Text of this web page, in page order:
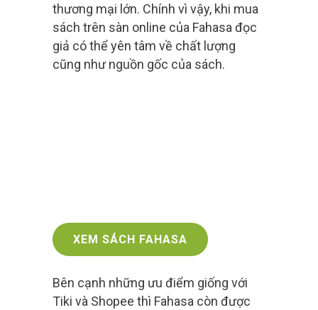
thương mại lớn. Chính vì vậy, khi mua
sách trên sàn online của Fahasa đọc
giả có thể yên tâm về chất lượng
cũng như nguồn gốc của sách.
XEM SÁCH FAHASA
Bên cạnh những ưu điểm giống với
Tiki và Shopee thì Fahasa còn được